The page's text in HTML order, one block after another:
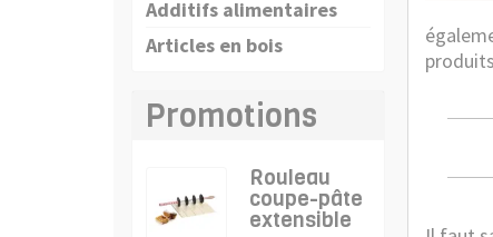
Additifs alimentaires
Articles en bois
Promotions
Rouleau
coupe-pâte
extensible